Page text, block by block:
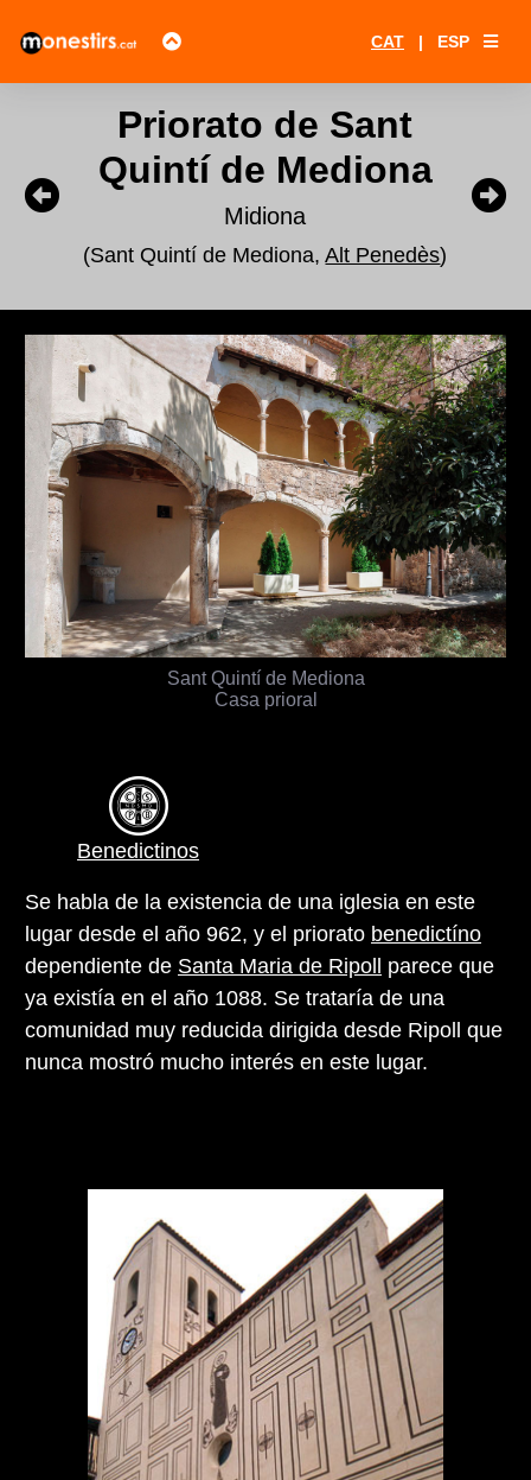
CAT | ESP
Priorato de Sant
Quintí de Mediona
Midiona
(Sant Quintí de Mediona,Alt Penedès)
Sant Quintí de Mediona
Casa prioral
Benedictinos
Se habla de la existencia de una iglesia en este
lugar desde el año 962, y el priorato benedictíno
dependiente de Santa Maria de Ripoll
parece que
ya existía en el año 1088. Se trataría de una
comunidad muy reducida dirigida desde Ripoll que
nunca mostró mucho interés en este lugar.